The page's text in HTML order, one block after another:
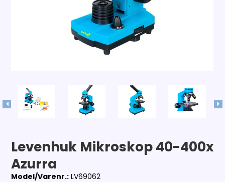
Levenhuk Mikroskop 40-400x
Azurra
Model/Varenr.: LV69062